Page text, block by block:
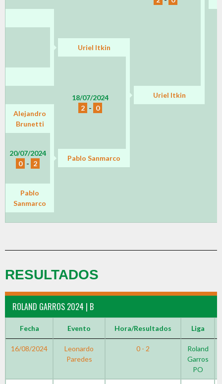
Uriel Itkin
18/07/2024
2 - 0
Uriel Itkin
Alejandro
Brunetti
20/07/2024
0 - 2
Pablo Sanmarco
Pablo
Sanmarco
RESULTADOS
ROLAND GARROS 2024 | B
Fecha Evento Hora/Resultados Liga
16/08/2024
Leonardo
Paredes
0 - 2
Roland
Garros
PO